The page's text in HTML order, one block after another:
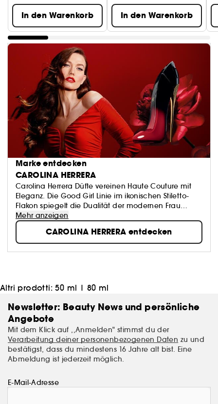
In den Warenkorb In den Warenkorb
Marke entdecken
CAROLINA HERRERA
Carolina Herrera Düfte vereinen Haute Couture mit
Eleganz. Die Good Girl Linie im ikonischen Stiletto-
Flakon spiegelt die Dualität der modernen Frau
wider: stark, verspielt, selbstbewusst und sexy.
Mehr anzeigen
CAROLINA HERRERA entdecken
Altri prodotti:50 ml | 80 ml
Newsletter: Beauty News und persönliche
Angebote
Mit dem Klick auf ,,Anmelden" stimmst du der
Verarbeitung deiner personenbezogenen Daten zu und
bestätigst, dass du mindestens 16 Jahre alt bist. Eine
Abmeldung ist jederzeit möglich.
E-Mail-Adresse